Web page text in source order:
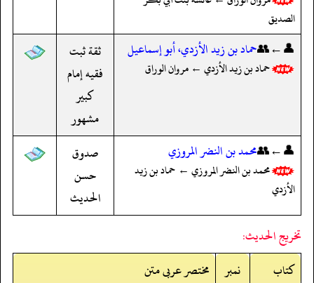
الصديق
👤←👥حماد بن زيد الأزدي، أبو إسماعيل
حماد بن زيد الأزدي ← مروان الوراق
ثقة ثبت
فقيه إمام
كبير
مشهور
👤←👥محمد بن النضر المروزي
محمد بن النضر المروزي ← حماد بن زيد
الأزدي
صدوق
حسن
الحديث
تخريج الحديث:
کتاب
نمبر
مختصر عربی متن